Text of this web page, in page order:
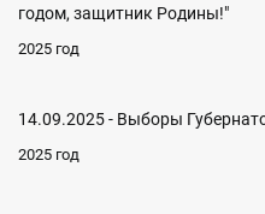
годом, защитник Родины!"
2025 год
14.09.2025 - Выборы
2025 год